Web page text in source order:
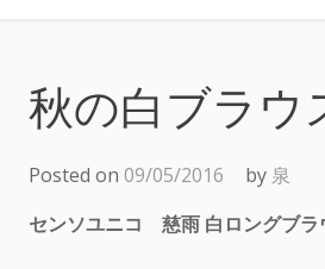
秋の白ブラウ
Posted on 09/05/2016 by 泉
センソユニコ 慈雨 白ロングブラ